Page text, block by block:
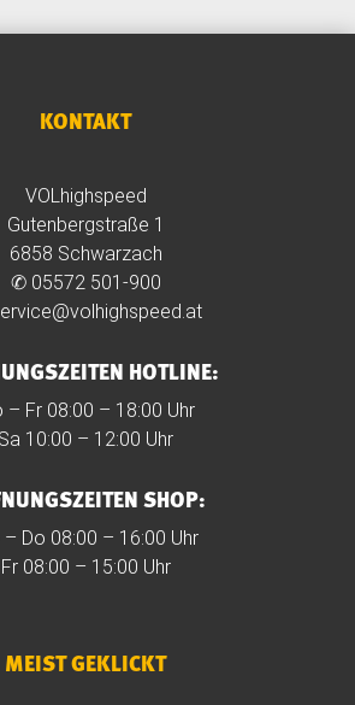
KONTAKT
VOLhighspeed
Gutenbergstraße 1
6858 Schwarzach
✆ 05572 501-900
HOTLINE:
– Fr 08:00 – 18:00 Uhr
Sa 10:00 – 12:00 Uhr
SHOP:
– Do 08:00 – 16:00 Uhr
Fr 08:00 – 15:00 Uhr
MEIST GEKLICKT